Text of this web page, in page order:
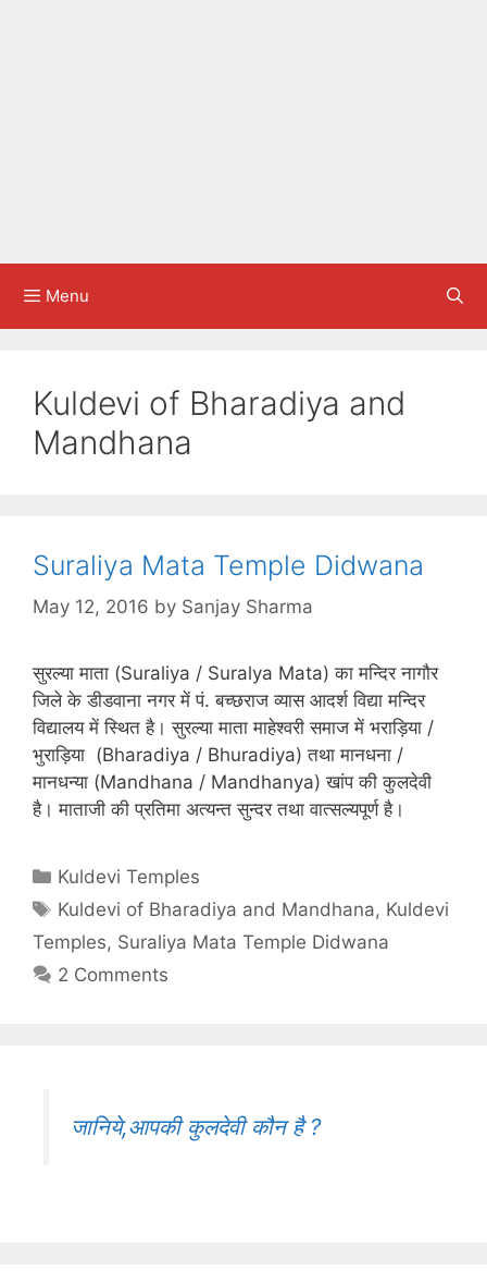
Menu
Kuldevi of Bharadiya and
Mandhana
Suraliya Mata Temple Didwana
May 12, 2016 by Sanjay Sharma
सुरल्या माता (Suraliya / Suralya Mata) का मन्दिर नागौर
जिले के डीडवाना नगर में पं. बच्छराज व्यास आदर्श विद्या मन्दिर
विद्यालय में स्थित है। सुरल्या माता माहेश्वरी समाज में भराड़िया /
भुराड़िया (Bharadiya / Bhuradiya) तथा मानधना /
मानधन्या (Mandhana / Mandhanya) खांप की कुलदेवी
है। माताजी की प्रतिमा अत्यन्त सुन्दर तथा वात्सल्यपूर्ण है।
Categories
Kuldevi Temples
Tags
Kuldevi of Bharadiya and Mandhana, Kuldevi
Temples, Suraliya Mata Temple Didwana
2 Comments
जानिये,आपकी कुलदेवी कौन है ?